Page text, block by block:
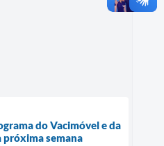
do Vacimóvel e da
semana